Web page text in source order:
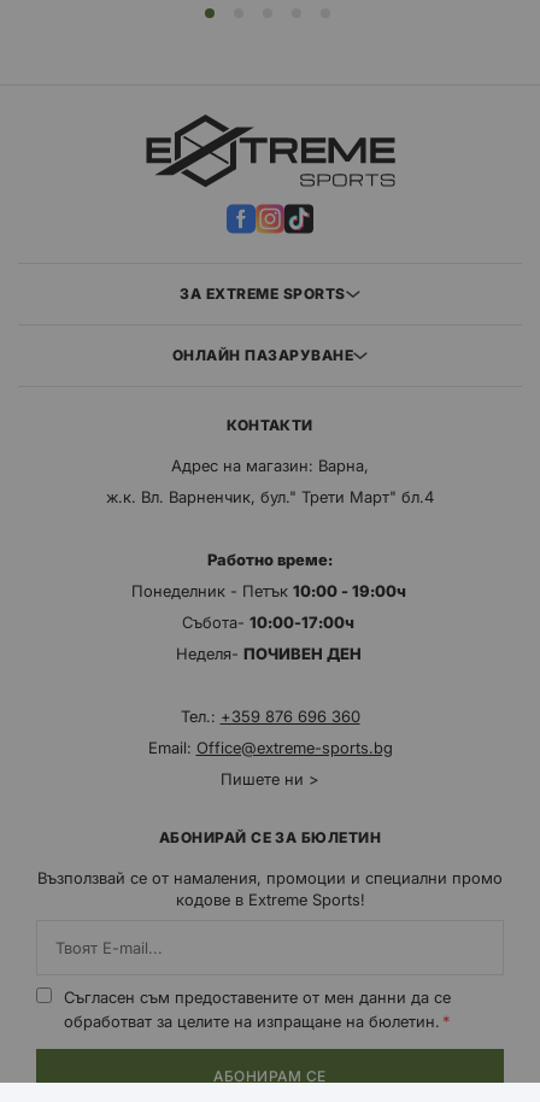
ЗА EXTREME SPORTS
ОНЛАЙН ПАЗАРУВАНЕ
КОНТАКТИ
Адрес на магазин: Варна,
ж.к. Вл. Варненчик, бул." Трети Март" бл.4
Работно време:
Понеделник - Петък 10:00 - 19:00ч
Събота- 10:00-17:00ч
Неделя- ПОЧИВЕН ДЕН
Тел.: +359 876 696 360
Email: Office@extreme-sports.bg
Пишете ни >
АБОНИРАЙ СЕ ЗА БЮЛЕТИН
Възползвай се от намаления, промоции и специални промо
кодове в Extreme Sports!
Съгласен съм предоставените от мен данни да се
обработват за целите на изпращане на бюлетин.
АБОНИРАМ СЕ